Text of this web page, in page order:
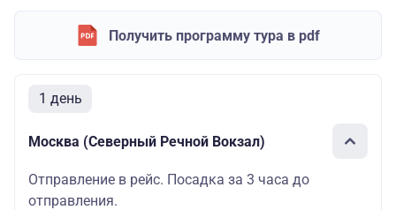
Получить программу тура в pdf
1 день
Москва (Северный Речной Вокзал)
Отправление в рейс. Посадка за 3 часа до
отправления.